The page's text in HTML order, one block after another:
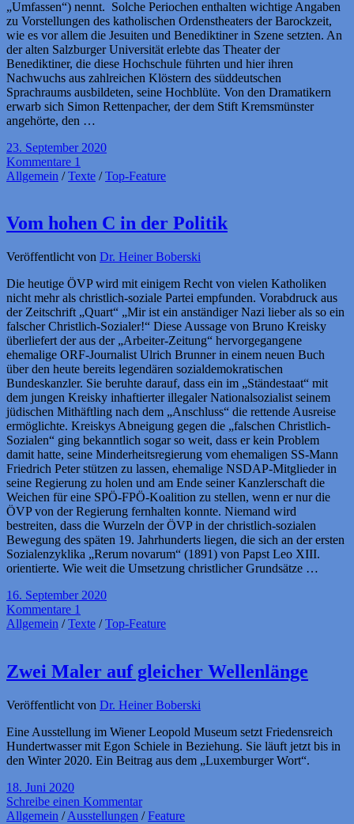
„Umfassen“) nennt. Solche Periochen enthalten wichtige Angaben
zu Vorstellungen des katholischen Ordenstheaters der Barockzeit,
wie es vor allem die Jesuiten und Benediktiner in Szene setzten. An
der alten Salzburger Universität erlebte das Theater der
Benediktiner, die diese Hochschule führten und hier ihren
Nachwuchs aus zahlreichen Klöstern des süddeutschen
Sprachraums ausbildeten, seine Hochblüte. Von den Dramatikern
erwarb sich Simon Rettenpacher, der dem Stift Kremsmünster
angehörte, den …
23. September 2020
Kommentare 1
Allgemein /Texte /Top-Feature
Vom hohen C in der Politik
Veröffentlicht von Dr. Heiner Boberski
Die heutige ÖVP wird mit einigem Recht von vielen Katholiken
nicht mehr als christlich-soziale Partei empfunden. Vorabdruck aus
der Zeitschrift „Quart“ „Mir ist ein anständiger Nazi lieber als so ein
falscher Christlich-Sozialer!“ Diese Aussage von Bruno Kreisky
überliefert der aus der „Arbeiter-Zeitung“ hervorgegangene
ehemalige ORF-Journalist Ulrich Brunner in einem neuen Buch
über den heute bereits legendären sozialdemokratischen
Bundeskanzler. Sie beruhte darauf, dass ein im „Ständestaat“ mit
dem jungen Kreisky inhaftierter illegaler Nationalsozialist seinem
jüdischen Mithäftling nach dem „Anschluss“ die rettende Ausreise
ermöglichte. Kreiskys Abneigung gegen die „falschen Christlich-
Sozialen“ ging bekanntlich sogar so weit, dass er kein Problem
damit hatte, seine Minderheitsregierung vom ehemaligen SS-Mann
Friedrich Peter stützen zu lassen, ehemalige NSDAP-Mitglieder in
seine Regierung zu holen und am Ende seiner Kanzlerschaft die
Weichen für eine SPÖ-FPÖ-Koalition zu stellen, wenn er nur die
ÖVP von der Regierung fernhalten konnte. Niemand wird
bestreiten, dass die Wurzeln der ÖVP in der christlich-sozialen
Bewegung des späten 19. Jahrhunderts liegen, die sich an der ersten
Sozialenzyklika „Rerum novarum“ (1891) von Papst Leo XIII.
orientierte. Wie weit die Umsetzung christlicher Grundsätze …
16. September 2020
Kommentare 1
Allgemein /Texte /Top-Feature
Zwei Maler auf gleicher Wellenlänge
Veröffentlicht von Dr. Heiner Boberski
Eine Ausstellung im Wiener Leopold Museum setzt Friedensreich
Hundertwasser mit Egon Schiele in Beziehung. Sie läuft jetzt bis in
den Winter 2020. Ein Beitrag aus dem „Luxemburger Wort“.
18. Juni 2020
Schreibe einen Kommentar
Allgemein /Ausstellungen /Feature